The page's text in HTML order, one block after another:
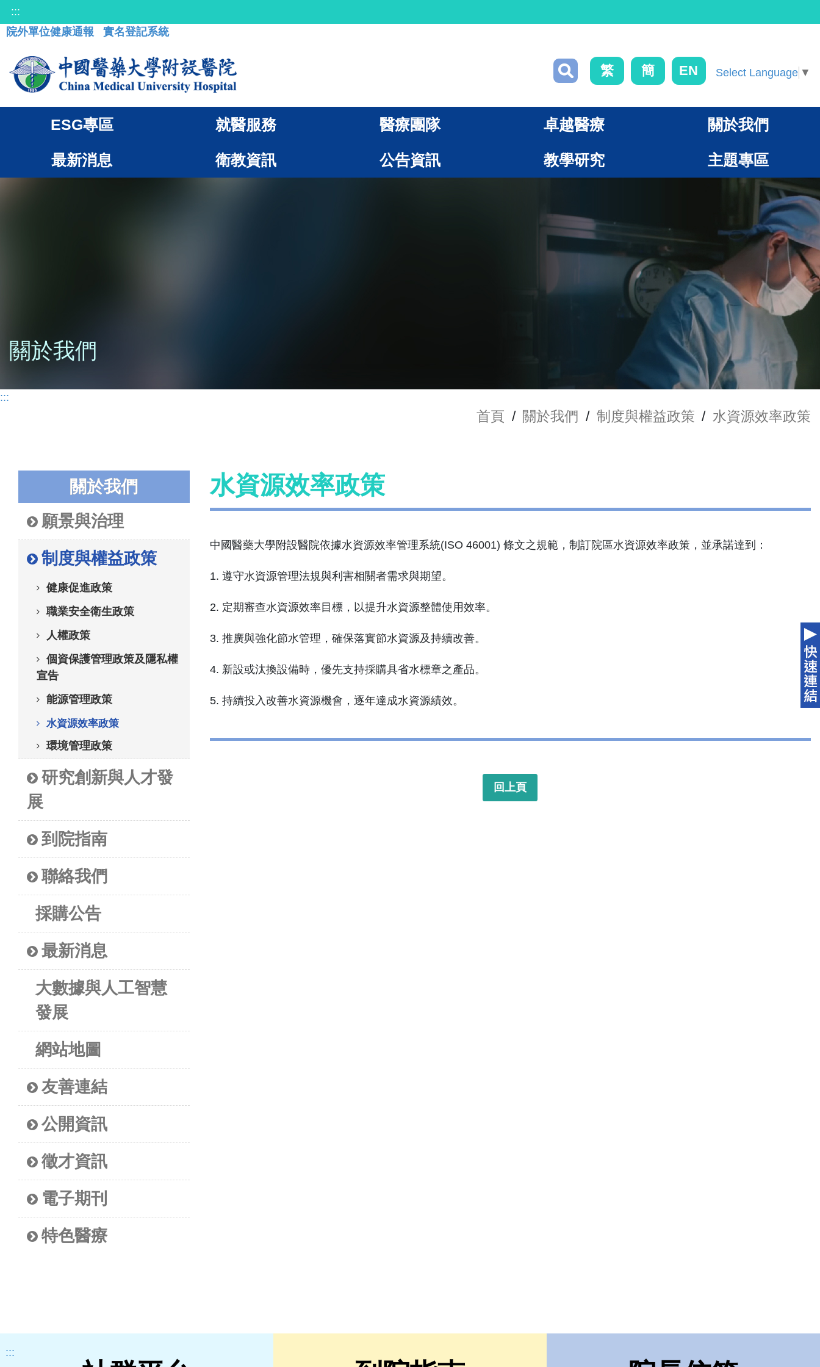
:::
院外單位健康通報
實名登記系統
繁 簡 EN Select Language ▼
ESG專區 就醫服務 醫療團隊 卓越醫療 關於我們
最新消息 衛教資訊 公告資訊 教學研究 主題專區
關於我們
:::
首頁 / 關於我們 / 制度與權益政策 / 水資源效率政策
關於我們
願景與治理
制度與權益政策
健康促進政策
職業安全衛生政策
人權政策
個資保護管理政策及隱私權
宣告
能源管理政策
水資源效率政策
環境管理政策
研究創新與人才發
展
到院指南
聯絡我們
採購公告
最新消息
大數據與人工智慧
發展
網站地圖
友善連結
公開資訊
徵才資訊
電子期刊
特色醫療
水資源效率政策
中國醫藥大學附設醫院依據水資源效率管理系統(ISO 46001) 條文之規範，制訂院區水資源效率政策，並承諾達到：
1. 遵守水資源管理法規與利害相關者需求與期望。
2. 定期審查水資源效率目標，以提升水資源整體使用效率。
3. 推廣與強化節水管理，確保落實節水資源及持續改善。
4. 新設或汰換設備時，優先支持採購具省水標章之產品。
5. 持續投入改善水資源機會，逐年達成水資源績效。
回上頁
:::